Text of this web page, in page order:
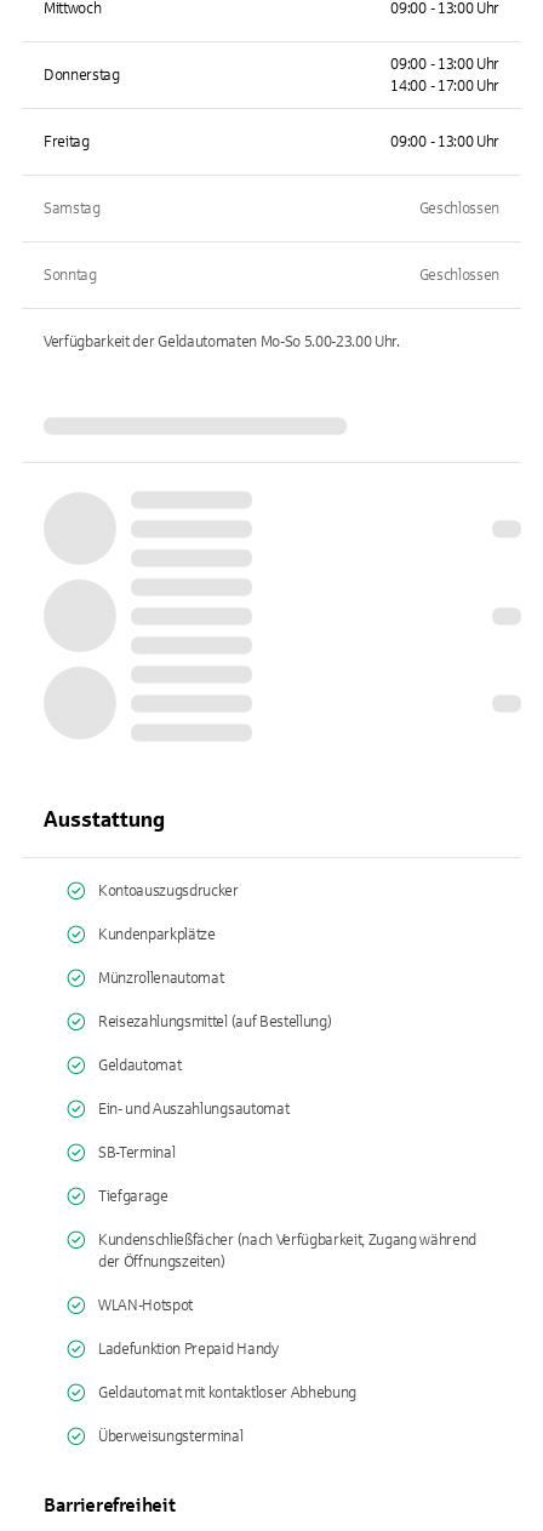
Mittwoch 09:00 - 13:00 Uhr
Donnerstag
09:00 - 13:00 Uhr
14:00 - 17:00 Uhr
Freitag 09:00 - 13:00 Uhr
Samstag Geschlossen
Sonntag Geschlossen
Verfügbarkeit der Geldautomaten Mo-So 5.00-23.00Uhr.
Ausstattung
Kontoauszugsdrucker
Kundenparkplätze
Münzrollenautomat
Reisezahlungsmittel (auf Bestellung)
Geldautomat
Ein- und Auszahlungsautomat
SB-Terminal
Tiefgarage
Kundenschließfächer (nach Verfügbarkeit, Zugang während
der Öffnungszeiten)
WLAN-Hotspot
Ladefunktion Prepaid Handy
Geldautomat mit kontaktloser Abhebung
Überweisungsterminal
Barrierefreiheit